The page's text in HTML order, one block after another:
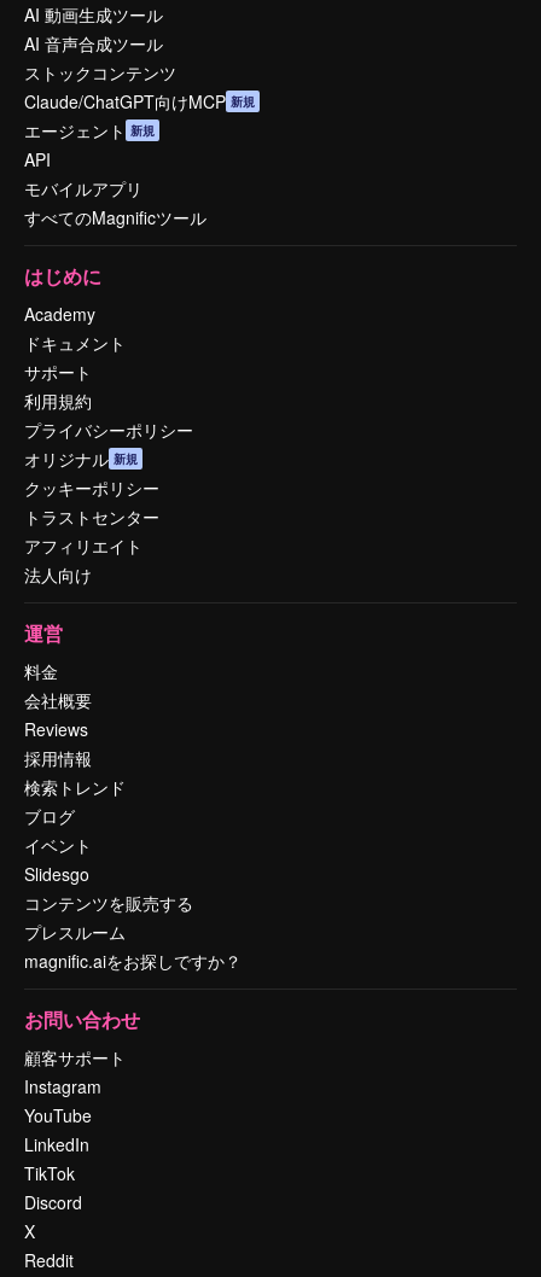
AI 動画生成ツール
AI 音声合成ツール
ストックコンテンツ
Claude/ChatGPT向けMCP 新規
エージェント 新規
API
モバイルアプリ
すべてのMagnificツール
はじめに
Academy
ドキュメント
サポート
利用規約
プライバシーポリシー
オリジナル 新規
クッキーポリシー
トラストセンター
アフィリエイト
法人向け
運営
料金
会社概要
Reviews
採用情報
検索トレンド
ブログ
イベント
Slidesgo
コンテンツを販売する
プレスルーム
magnific.aiをお探しですか？
お問い合わせ
顧客サポート
Instagram
YouTube
LinkedIn
TikTok
Discord
X
Reddit